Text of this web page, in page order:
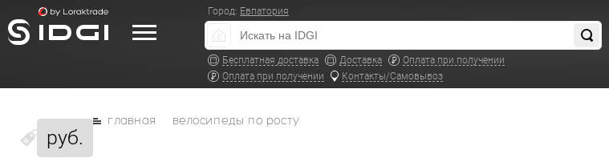
Город: Евпатория
Бесплатная доставка Доставка
Оплата при получении
Оплата при получении
Контакты/Самовывоз
руб.
главная велосипеды по росту